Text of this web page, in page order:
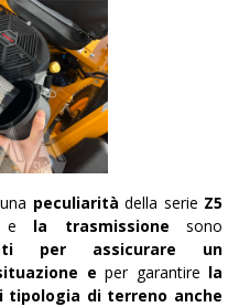
peculiarità della serie Z5
e la trasmissione sono
per assicurare un
e per garantire la
tipologia di terreno anche